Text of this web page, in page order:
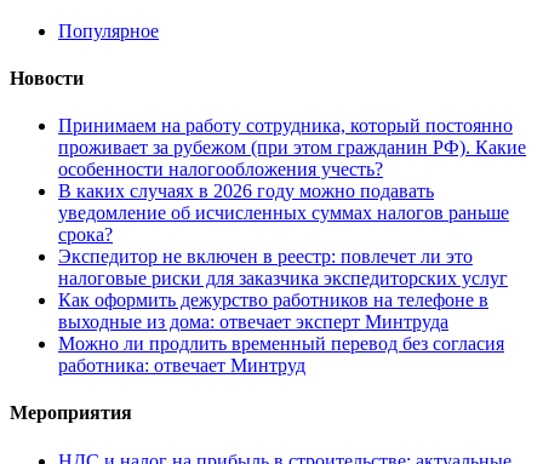
Популярное
Новости
Принимаем на работу сотрудника, который постоянно
проживает за рубежом (при этом гражданин РФ). Какие
особенности налогообложения учесть?
В каких случаях в 2026 году можно подавать
уведомление об исчисленных суммах налогов раньше
срока?
Экспедитор не включен в реестр: повлечет ли это
налоговые риски для заказчика экспедиторских услуг
Как оформить дежурство работников на телефоне в
выходные из дома: отвечает эксперт Минтруда
Можно ли продлить временный перевод без согласия
работника: отвечает Минтруд
Мероприятия